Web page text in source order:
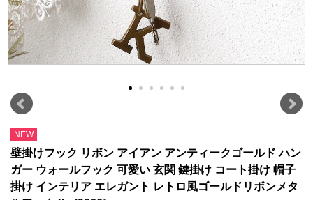
NEW
壁掛けフック リボン アイアン アンティークゴールド ハン
ガー ウォールフック 可愛い 玄関 鍵掛け コート掛け 帽子
掛け インテリア エレガント レトロ風ゴールドリボンメタ